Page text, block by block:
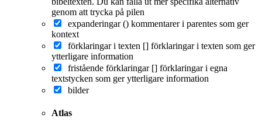
genom att trycka på pilen
expanderingar () kommentarer i parentes som ger
kontext
förklaringar i texten [] förklaringar i texten som ger
ytterligare information
fristående förklaringar [] förklaringar i egna
textstycken som ger ytterligare information
bilder
Atlas